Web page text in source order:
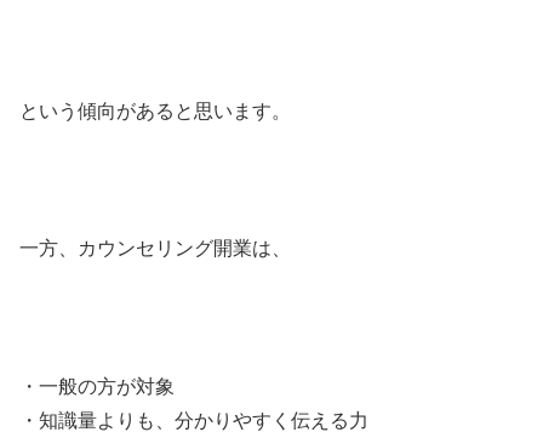
という傾向があると思います。
一方、カウンセリング開業は、
・一般の方が対象
・知識量よりも、分かりやすく伝える力